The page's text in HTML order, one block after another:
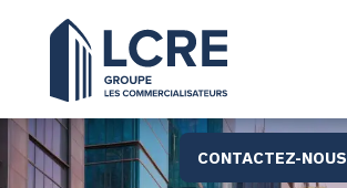
CONTACTEZ-NOUS